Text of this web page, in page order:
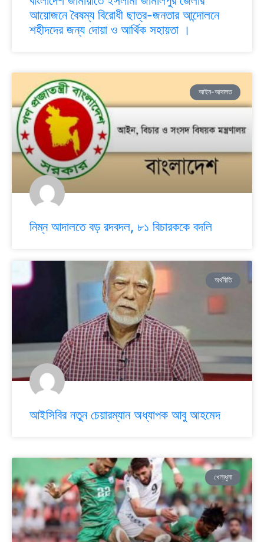
আয়োজনে বৈষম্য বিরোধী ছাত্র-জনতার আন্দোলনে
শহীদদের জন্য দোয়া ও আর্থিক সহায়তা ।
আইন-আদালত
নিম্ন আদালতে বড় রদবদল, ৮১ বিচারককে বদলি
অর্থনীতি
আইসিবির নতুন চেয়ারম্যান অধ্যাপক আবু আহমেদ
খেলাধুলা